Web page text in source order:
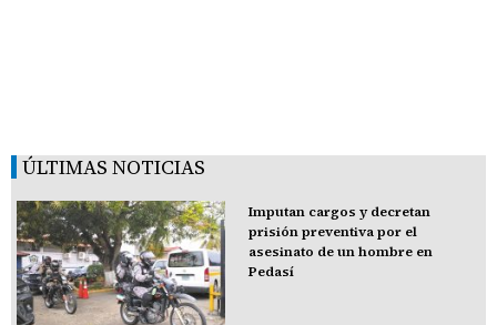
ÚLTIMAS NOTICIAS
Imputan cargos y decretan
prisión preventiva por el
asesinato de un hombre en
Pedasí